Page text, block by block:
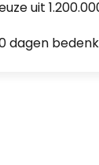
uit
dagen